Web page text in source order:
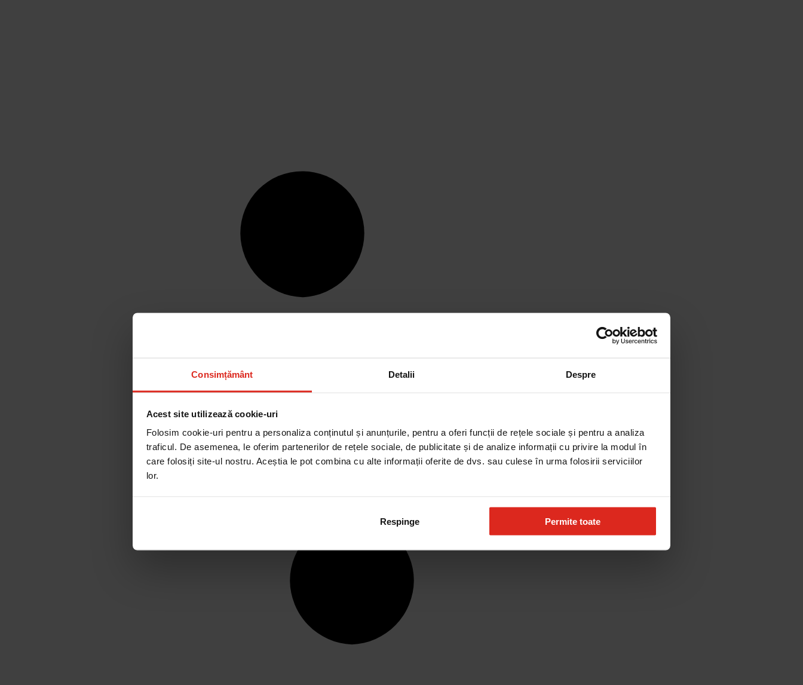
Consimțământ Detalii Despre
Acest site utilizează cookie-uri
Folosim cookie-uri pentru a personaliza conținutul și anunțurile, pentru a oferi funcții de rețele sociale și pentru a analiza
traficul. De asemenea, le oferim partenerilor de rețele sociale, de publicitate și de analize informații cu privire la modul în
care folosiți site-ul nostru. Aceștia le pot combina cu alte informații oferite de dvs. sau culese în urma folosirii serviciilor
lor.
Respinge Permite toate